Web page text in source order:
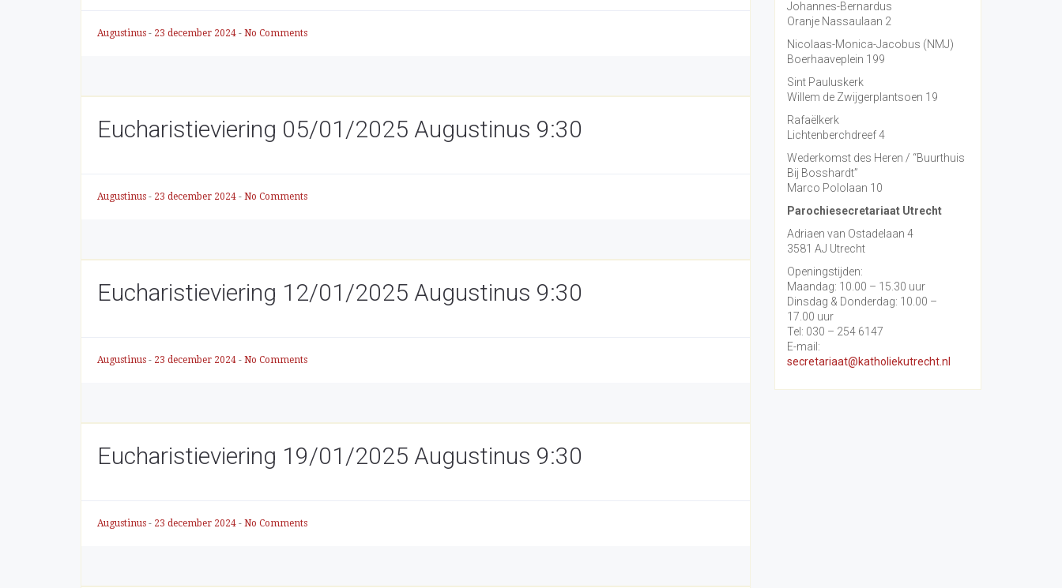
Augustinus - 23 december 2024 - No Comments
Eucharistieviering 05/01/2025 Augustinus 9:30
Augustinus - 23 december 2024 - No Comments
Eucharistieviering 12/01/2025 Augustinus 9:30
Augustinus - 23 december 2024 - No Comments
Eucharistieviering 19/01/2025 Augustinus 9:30
Augustinus - 23 december 2024 - No Comments
Johannes-Bernardus
Oranje Nassaulaan 2
Nicolaas-Monica-Jacobus (NMJ)
Boerhaaveplein 199
Sint Pauluskerk
Willem de Zwijgerplantsoen 19
Rafaëlkerk
Lichtenberchdreef 4
Wederkomst des Heren / “Buurthuis
Bij Bosshardt”
Marco Pololaan 10
Parochiesecretariaat Utrecht
Adriaen van Ostadelaan 4
3581 AJ Utrecht
Openingstijden:
Maandag: 10.00 – 15.30 uur
Dinsdag & Donderdag: 10.00 –
17.00 uur
Tel: 030 – 254 6147
E-mail:
secretariaat@katholiekutrecht.nl